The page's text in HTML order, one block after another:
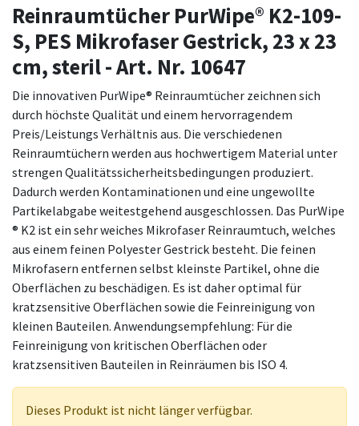
Reinraumtücher PurWipe® K2-109-
S, PES Mikrofaser Gestrick, 23 x 23
cm, steril - Art. Nr. 10647
Die innovativen PurWipe® Reinraumtücher zeichnen sich
durch höchste Qualität und einem hervorragendem
Preis/Leistungs Verhältnis aus. Die verschiedenen
Reinraumtüchern werden aus hochwertigem Material unter
strengen Qualitätssicherheitsbedingungen produziert.
Dadurch werden Kontaminationen und eine ungewollte
Partikelabgabe weitestgehend ausgeschlossen. Das PurWipe
® K2 ist ein sehr weiches Mikrofaser Reinraumtuch, welches
aus einem feinen Polyester Gestrick besteht. Die feinen
Mikrofasern entfernen selbst kleinste Partikel, ohne die
Oberflächen zu beschädigen. Es ist daher optimal für
kratzsensitive Oberflächen sowie die Feinreinigung von
kleinen Bauteilen. Anwendungsempfehlung: Für die
Feinreinigung von kritischen Oberflächen oder
kratzsensitiven Bauteilen in Reinräumen bis ISO 4.
Dieses Produkt ist nicht länger verfügbar.